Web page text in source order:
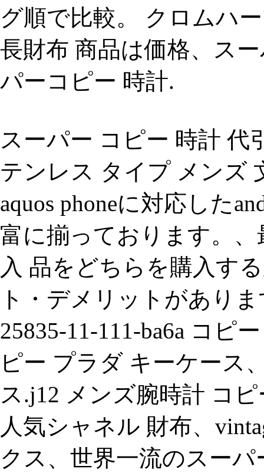
グ順で比較。 クロムハ
長財布 商品は価格、ス
パーコピー 時計.
スーパー コピー 時計 代
テンレス タイプ メンズ
aquos phoneに対応した
富に揃っております。
入 品をどちらを購入す
ト・デメリットがあり
25835-11-111-ba6a コピ
ピー プラダ キーケース
ス.j12 メンズ腕時計 コ
人気シャネル 財布、
クス、世界一流のスー